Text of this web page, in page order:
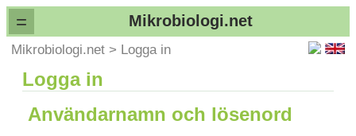
= Mikrobiologi.net
Mikrobiologi.net > Logga in
Logga in
Användarnamn och lösenord